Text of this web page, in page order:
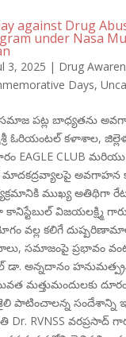
against Drug
under Nasa
3, 2025 | Drug
Days,
సమాజ పట్ల బాధ్యతను
ఓరియంటల్ కళాశాల,
EAGLE CLUB మరియు
మాదకద్రవ్యాలపై అవగాహన
ముఖ్య అతిథిగా
విజయలక్ష్మి
వల్ల కలిగే
సమాజంపై ప్రభావం
డా. అన్నదానం
మత్తుమందులకు
పాటించాలన్న సందేశాన్ని
RVNSS వరప్రసాద్